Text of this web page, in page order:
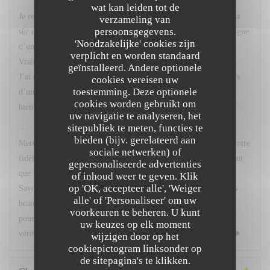
wat kan leiden tot de
verzameling van
persoonsgegevens.
'Noodzakelijke' cookies zijn
verplicht en worden standaard
geïnstalleerd. Andere optionele
cookies vereisen uw
toestemming. Deze optionele
cookies worden gebruikt om
uw navigatie te analyseren, het
sitepubliek te meten, functies te
bieden (bijv. gerelateerd aan
sociale netwerken) of
gepersonaliseerde advertenties
of inhoud weer te geven. Klik
op 'OK, accepteer alle', 'Weiger
alle' of 'Personaliseer' om uw
voorkeuren te beheren. U kunt
uw keuzes op elk moment
wijzigen door op het
cookiepictogram linksonder op
de sitepagina's te klikken.
Je recommande le restaurant sans modération pour l’accueil c’est
sûr et pour la qualité des plats (et la quantité). C’est un régal, digne
d’un grand restaurant ! En plus tout est fait maison de À à Z.
Vraiment top. Je n’ai jamais été déçu et j’y vais les yeux fermés.
J’ai eu l’occasion de les voir à l’œuvre en temps que traiteur lors
d’un mariage et là aussi, un régal, et avec tellement de
bienveillance…
Chez Marti heeft op deze beoordeling gereageerd
Merci infiniment pour ce magnifique message, et surtout pour votre
fidélité au fil des années. Votre confiance, aussi bien au restaurant
que lors de nos prestations traiteur, nous touche énormément.
Savoir que vous venez « les yeux fermés » est sans doute le plus
beau des compliments pour toute notre équipe. Un grand merci
pour votre gentillesse et votre bienveillance. C'est toujours un
véritable plaisir de vous accueillir chez Marti. À très bientôt ! ❤️